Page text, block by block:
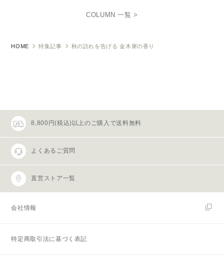
COLUMN 一覧 >
HOME 特集記事 秋の訪れを告げる 金木犀の香り
8,800円(税込)以上のご購入で送料無料
よくあるご質問
直営ストア一覧
会社情報
特定商取引法に基づく表記